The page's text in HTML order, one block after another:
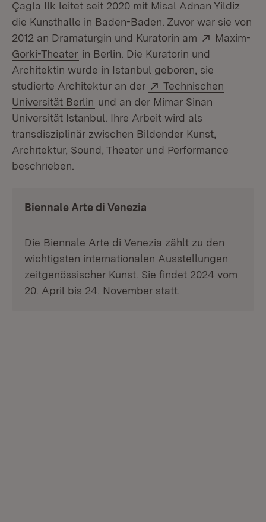
Çagla Ilk leitet seit 2020 mit Misal Adnan Yildiz
die Kunsthalle in Baden-Baden. Zuvor war sie von
2012 an Dramaturgin und Kuratorin am
Extern:
Maxim-
Gorki-Theater (Öffnet in neuem Fenster)
in Berlin. Die Kuratorin und
Architektin wurde in Istanbul geboren, sie
studierte Architektur an der
Extern:
Technischen
Universität Berlin (Öffnet in neuem Fenster)
und an der Mimar Sinan
Universität Istanbul. Ihre Arbeit wird als
transdisziplinär zwischen Bildender Kunst,
Architektur, Sound, Theater und Performance
beschrieben.
Biennale Arte di Venezia
Die Biennale Arte di Venezia zählt zu den
wichtigsten internationalen Ausstellungen
zeitgenössischer Kunst. Sie findet 2024 vom
20. April bis 24. November statt.